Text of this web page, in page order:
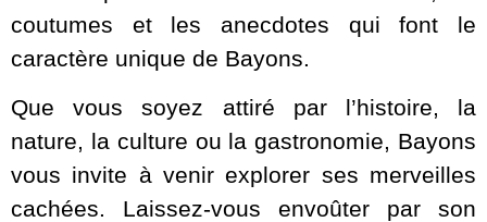
coutumes et les anecdotes qui font le
caractère unique de Bayons.
Que vous soyez attiré par l’histoire, la
nature, la culture ou la gastronomie, Bayons
vous invite à venir explorer ses merveilles
cachées. Laissez-vous envoûter par son